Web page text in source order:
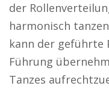
der
harmonisch
kann der geführte
Führung
Tanzes